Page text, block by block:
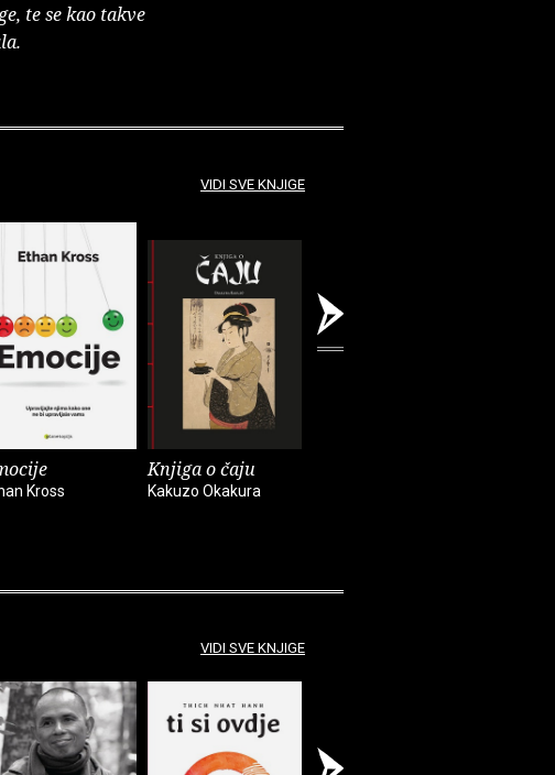
te se kao takve
Kross
Knjiga o čaju
Kakuzo Okakura
VIDI SVE KNJIGE
VIDI SVE KNJIGE